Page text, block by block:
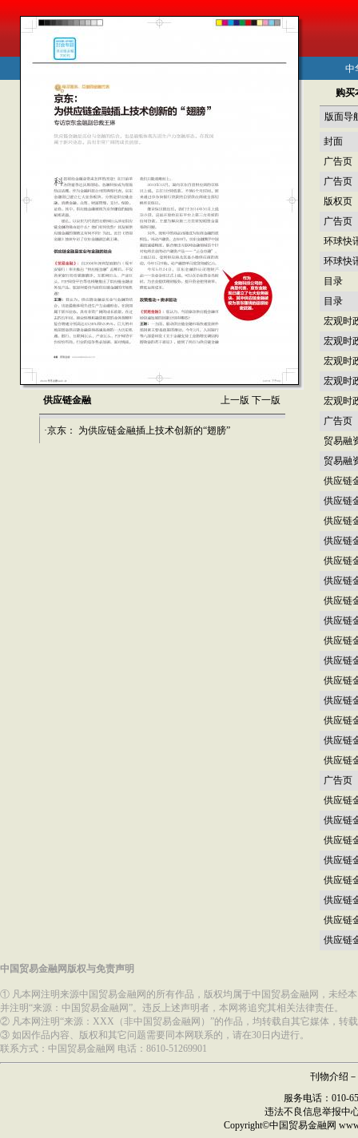
供应链金融 上一版 下一版
·京东： 为供应链金融插上技术创新的“翅膀”
购买
版面导
封面
广告页
广告页
版权页
广告页
环球快
环球快
目录
目录
宏观时
宏观时
宏观时
宏观时
宏观时
广告页
贸易融
贸易融
供应链
供应链
供应链
供应链
供应链
供应链
供应链
供应链
供应链
供应链
供应链
供应链
供应链
供应链
供应链
广告页
供应链
供应链
供应链
供应链
供应链
供应链
供应链
供应链
中国贸易金融网版权与免责声明
① 凡本网注明来源中国贸易金融网的所有作品，版权均属于中国贸易金融网，未经
并注明“来源：中国贸易金融网”。违反上述声明者，本网将追究其相关法律责任。
② 凡本网注明“来源：XXX（非中国贸易金融网）”的作品，均转载自其它媒体，转
③ 如因作品内容、版权和其它问题需要同本网联系的，请在30日内进行。
联系方式：中国贸易金融网 电话：8610-51269901
刊物介绍 －
服务电话：010-
违法不良信息举报中
Copyright©中国贸易金融网